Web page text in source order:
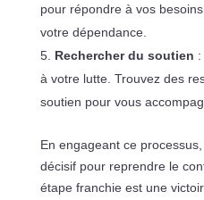
pour répondre à vos
votre dépendance.
Rechercher du soutien
à votre lutte. Trouvez des
soutien pour vous
En engageant ce
décisif pour reprendre le
étape franchie est une